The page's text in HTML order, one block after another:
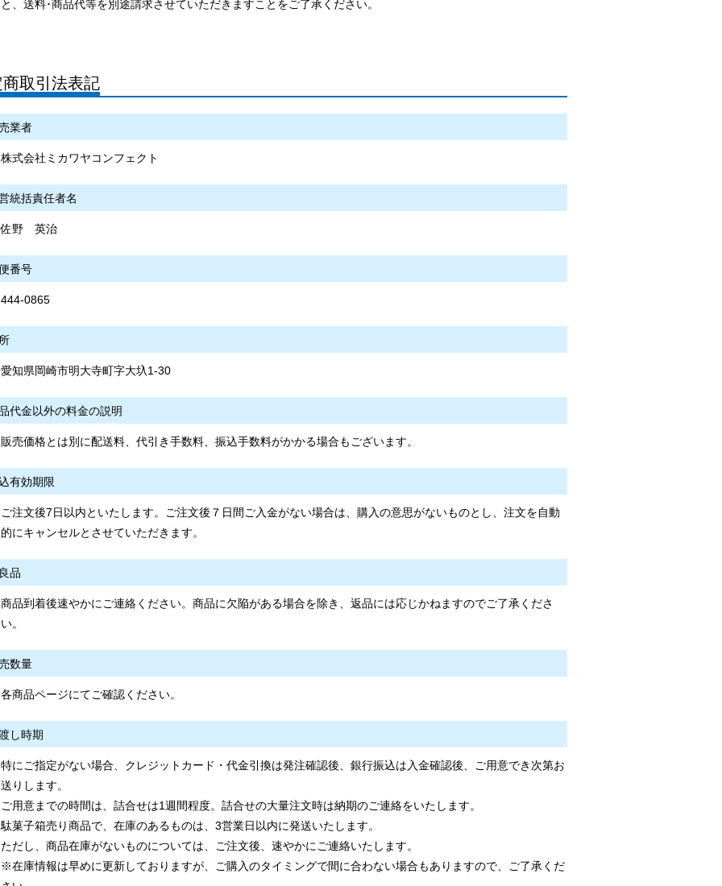
と、送料･商品代等を別途請求させていただきますことをご了承ください。
取引法表記
業者
株式会社ミカワヤコンフェクト
統括責任者名
佐野 英治
番号
444-0865
愛知県岡崎市明大寺町字大圦1-30
代金以外の料金の説明
販売価格とは別に配送料、代引き手数料、振込手数料がかかる場合もございます。
有効期限
ご注文後7日以内といたします。ご注文後７日間ご入金がない場合は、購入の意思がないものとし、注文を自動
的にキャンセルとさせていただきます。
品
商品到着後速やかにご連絡ください。商品に欠陥がある場合を除き、返品には応じかねますのでご了承くださ
い。
数量
各商品ページにてご確認ください。
し時期
特にご指定がない場合、クレジットカード・代金引換は発注確認後、銀行振込は入金確認後、ご用意でき次第お
送りします。
ご用意までの時間は、詰合せは1週間程度。詰合せの大量注文時は納期のご連絡をいたします。
駄菓子箱売り商品で、在庫のあるものは、3営業日以内に発送いたします。
ただし、商品在庫がないものについては、ご注文後、速やかにご連絡いたします。
※在庫情報は早めに更新しておりますが、ご購入のタイミングで間に合わない場合もありますので、ご了承くだ